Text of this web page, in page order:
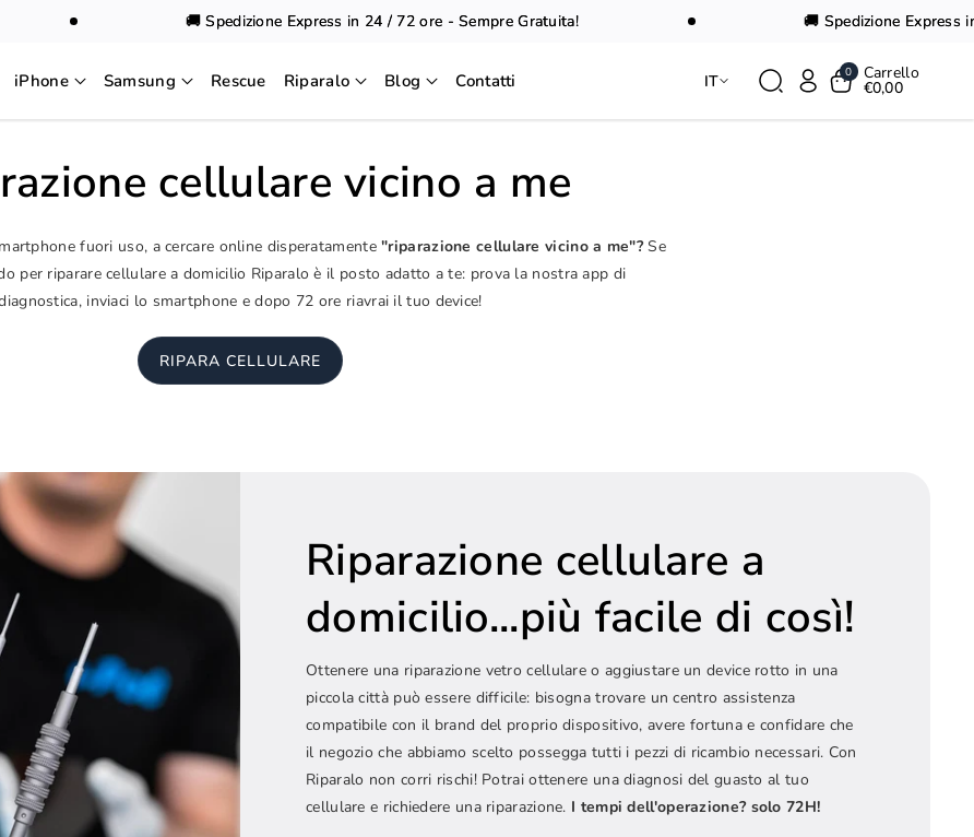
🚚 Spedizione Express in 24 / 72 ore - Sempre Gratuita! 🚚 Spedizione Express in
iPhone Samsung Rescue Riparalo Blog Contatti IT 0 Carrello
€0,00
cellulare vicino a me
fuori uso, a cercare online disperatamente"riparazione cellulare vicino a me"?Se
per riparare cellulare a domicilio Riparalo è il posto adatto a te: prova la nostra app di
inviaci lo smartphone e dopo 72 ore riavrai il tuo device!
RIPARA CELLULARE
Riparazione cellulare a
domicilio...più facile di così!
Ottenere una riparazione vetro cellulare o aggiustare un device rotto in una
piccola città può essere difficile: bisogna trovare un centro assistenza
compatibile con il brand del proprio dispositivo, avere fortuna e confidare che
il negozio che abbiamo scelto possegga tutti i pezzi di ricambio necessari. Con
Riparalo non corri rischi! Potrai ottenere una diagnosi del guasto al tuo
cellulare e richiedere una riparazione. I tempi dell'operazione? solo 72H!